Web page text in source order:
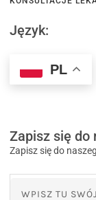
Język:
PL
Zapisz się do
Zapisz się do